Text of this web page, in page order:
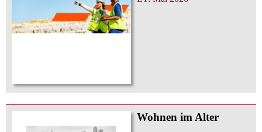
Wohnen im Alter